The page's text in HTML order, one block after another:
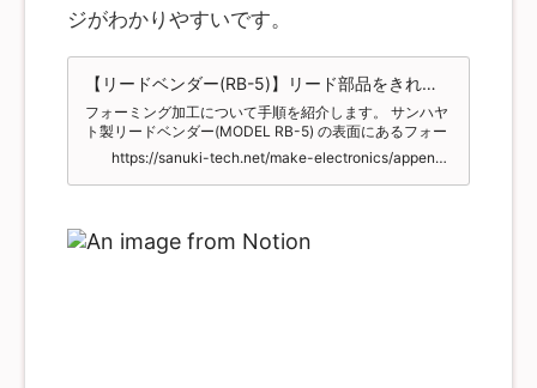
Cocoa40 と Choco60 は、コンスルーピンヘッダに対応
は、この工程をスキップすることができます。可能であ
ればコンスルーピンヘッダを利用しましょう。 ※ キット
れないことがあります TRRSジャックのはんだ付け
TRRS ジャックを裏面に取り付け、マスキングテープで
仮止めします。そして、 TRRS ジャックの足を表面から
ザーの取り付け 基板にスタビライザーを取り付けます。
Cocoa40 では、左右のスペースキーでスタビライザー
ジがわかりやすいです。
【リードベンダー(RB-5)】リード部品をきれいに折り曲げるリードベンダー | 電子工作[超]入門 Lab.
フォーミング加工について手順を紹介します。 サンハヤ
ト製リードベンダー(MODEL RB-5) の表面にあるフォー
ミング加工用エリアを使って、抵抗器・ダイオードなど
のアキシャル部品の足(リード線)をフォーミング加工す
ることができます。 フォーミング加工とは、放熱などを
とができます。 ...
https://sanuki-tech.net/make-electronics/appendix-products/rb-5/